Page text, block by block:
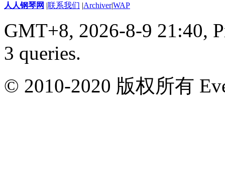
人人钢琴网 |联系我们 |Archiver|WAP
GMT+8, 2026-8-9 21:40,
3 queries.
© 2010-2020 版权所有